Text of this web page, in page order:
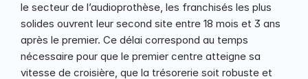
le secteur de l’audioprothèse, les franchisés les plus
solides ouvrent leur second site entre 18 mois et 3 ans
après le premier. Ce délai correspond au temps
nécessaire pour que le premier centre atteigne sa
vitesse de croisière, que la trésorerie soit robuste et